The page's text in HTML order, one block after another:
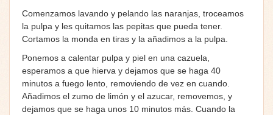
Comenzamos lavando y pelando las naranjas, troceamos
la pulpa y les quitamos las pepitas que pueda tener.
Cortamos la monda en tiras y la añadimos a la pulpa.
Ponemos a calentar pulpa y piel en una cazuela,
esperamos a que hierva y dejamos que se haga 40
minutos a fuego lento, removiendo de vez en cuando.
Añadimos el zumo de limón y el azucar, removemos, y
dejamos que se haga unos 10 minutos más. Cuando la